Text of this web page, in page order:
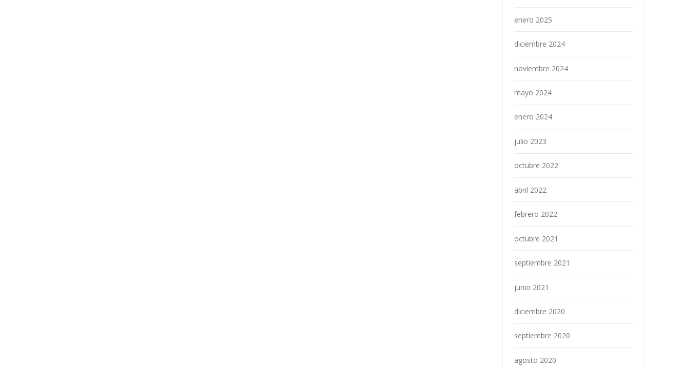
enero 2025
diciembre 2024
noviembre 2024
mayo 2024
enero 2024
julio 2023
octubre 2022
abril 2022
febrero 2022
octubre 2021
septiembre 2021
junio 2021
diciembre 2020
septiembre 2020
agosto 2020